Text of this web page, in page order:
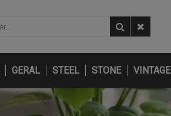
GERAL STEEL STONE VINTAGE